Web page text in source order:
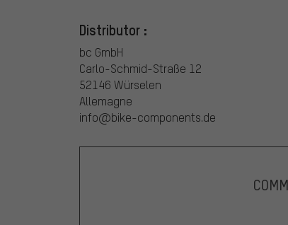
Distributor :
bc GmbH
Carlo-Schmid-Straße 12
52146 Würselen
Allemagne
info@bike-components.de